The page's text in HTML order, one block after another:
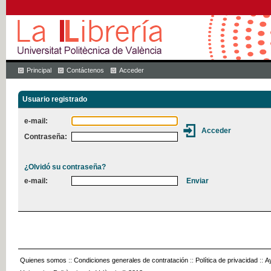
Principal Contáctenos Acceder
Usuario registrado
e-mail:
Contraseña:
¿Olvidó su contraseña?
e-mail:
Quienes somos :: Condiciones generales de contratación :: Política de privacidad ::